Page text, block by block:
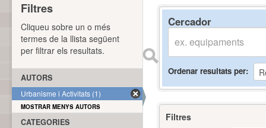
Cercador
Ordenar resultats per
Filtres
Filtres
Cliqueu sobre un o més
termes de la llista següent
per filtrar els resultats.
AUTORS
Urbanisme i Activitats (1)
MOSTRAR MENYS AUTORS
CATEGORIES